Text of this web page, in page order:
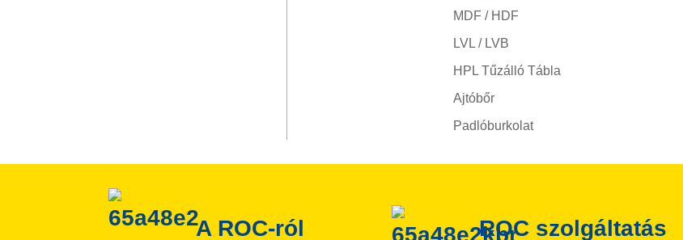
MDF / HDF
LVL / LVB
HPL Tűzálló Tábla
Ajtóbőr
Padlóburkolat
A ROC-ról ROC szolgáltatás